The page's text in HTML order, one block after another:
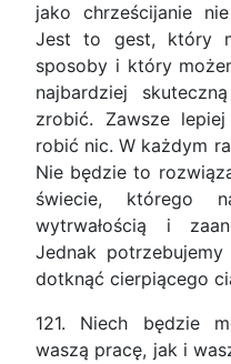
jako chrześcijanie
Jest to gest, który
sposoby i który
najbardziej
zrobić. Zawsze
robić nic. W każdym
Nie będzie to
świecie, którego
wytrwałością i
Jednak
dotknąć cierpiącego
121. Niech będzie
waszą pracę, jak i